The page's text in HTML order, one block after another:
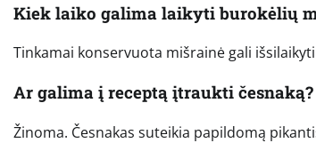
Kiek laiko galima laikyti burokėlių
Tinkamai konservuota mišrainė gali
Ar galima į receptą įtraukti česnaką?
Žinoma. Česnakas suteikia papildomą